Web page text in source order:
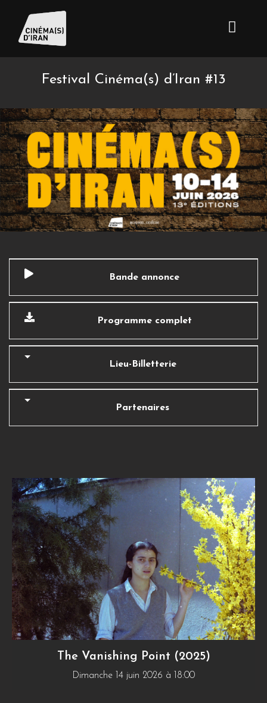
Festival Cinéma(s) d’Iran #13
Bande annonce
Programme complet
Lieu-Billetterie
Partenaires
The Vanishing Point (2025)
Dimanche 14 juin 2026 à 18:00